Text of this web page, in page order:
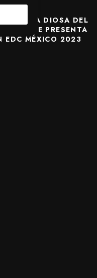
LA DIOSA DEL
SE PRESENTA
EDC MÉXICO 2023